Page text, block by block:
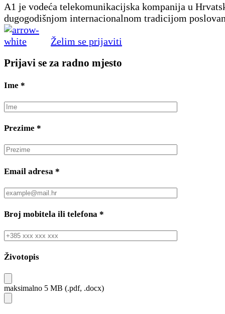
A1 je vodeća telekomunikacijska kompanija u
dugogodišnjom internacionalnom tradicijom
Želim se prijaviti
Prijavi se za radno mjesto
Ime *
Prezime *
Email adresa *
Broj mobitela ili telefona *
Životopis
maksimalno 5 MB (.pdf, .docx)